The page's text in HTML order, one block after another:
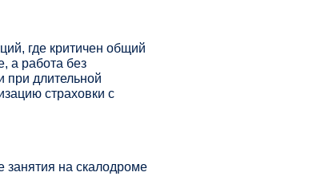
где критичен общий
а работа без
при длительной
страховки с
на скалодроме